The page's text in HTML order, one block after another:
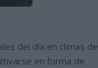
del día en climas de
en forma de